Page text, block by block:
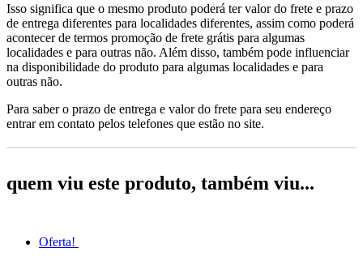
Isso significa que o mesmo produto poderá ter valor do frete e prazo
de entrega diferentes para localidades diferentes, assim como poderá
acontecer de termos promoção de frete grátis para algumas
localidades e para outras não. Além disso, também pode influenciar
na disponibilidade do produto para algumas localidades e para
outras não.
Para saber o prazo de entrega e valor do frete para seu endereço
entrar em contato pelos telefones que estão no site.
quem viu este produto, também viu...
Oferta!